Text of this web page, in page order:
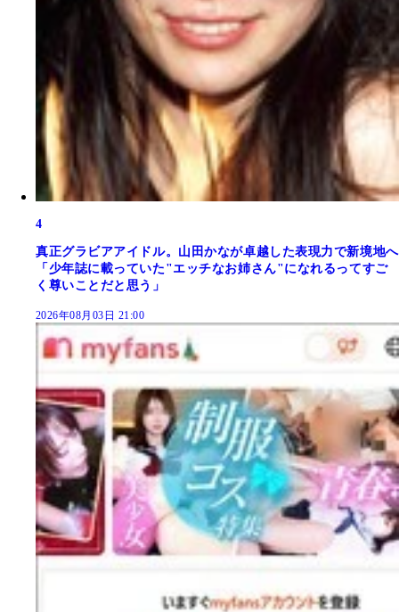
4
真正グラビアアイドル。山田かなが卓越した表現力で新境地へ
「少年誌に載っていた"エッチなお姉さん"になれるってすご
く尊いことだと思う」
2026年08月03日 21:00